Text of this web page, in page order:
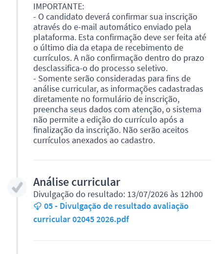
IMPORTANTE:
- O candidato deverá confirmar sua inscrição
através do e-mail automático enviado pela
plataforma. Esta confirmação deve ser feita até
o último dia da etapa de recebimento de
currículos. A não confirmação dentro do prazo
desclassifica-o do processo seletivo.
- Somente serão consideradas para fins de
análise curricular, as informações cadastradas
diretamente no formulário de inscrição,
preencha seus dados com atenção, o sistema
não permite a edição do currículo após a
finalização da inscrição. Não serão aceitos
currículos anexados ao cadastro.
Análise curricular
Divulgação do resultado: 13/07/2026 às 12h00
05 - Divulgação de resultado avaliação
curricular 02045 2026.pdf